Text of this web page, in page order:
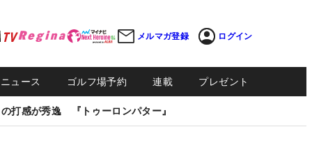
メルマガ登録 ログイン
ュース ゴルフ場予約 連載 プレゼント
打感が秀逸 『トゥーロンパター』